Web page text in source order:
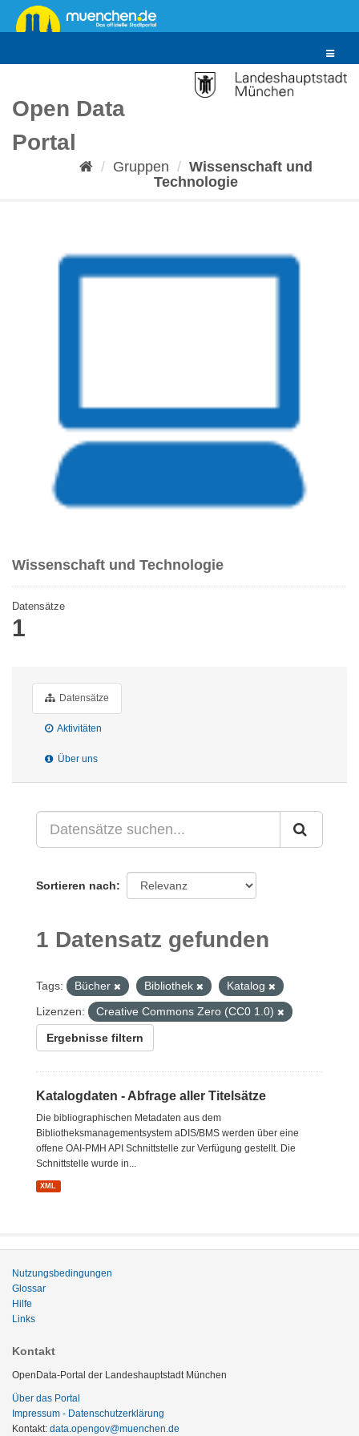
Überspringen
zum
Toggle
Open Data
Portal
Gruppen
Wissenschaft und
Technologie
Wissenschaft und Technologie
Datensätze
1
Datensätze
Aktivitäten
Über uns
Sortieren nach
1 Datensatz gefunden
Tags: Bücher Bibliothek
Katalog
Lizenzen:
Creative Commons Zero (CC0 1.0)
Ergebnisse filtern
Katalogdaten - Abfrage aller Titelsätze
Die bibliographischen Metadaten aus dem
Bibliotheksmanagementsystem aDIS/BMS werden über eine
offene OAI-PMH API Schnittstelle zur Verfügung gestellt. Die
Schnittstelle wurde in...
XML
Nutzungsbedingungen
Glossar
Hilfe
Links
Kontakt
OpenData-Portal der Landeshauptstadt München
Über das Portal
Impressum - Datenschutzerklärung
Kontakt: data.opengov@muenchen.de